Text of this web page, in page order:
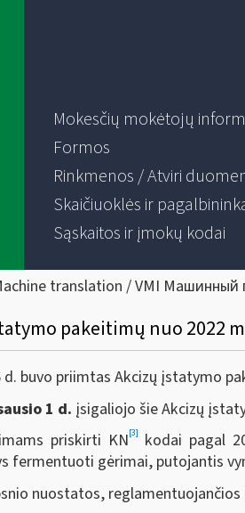
Mokesčių mokėtojų
Formos
Rinkmenos / Atviri
Skaičiuoklės ir
Sąskaitos ir įmokų kodai
translation / VMI
pakeitimų nuo 2022
buvo priimtas Akcizų įstatymo
1 d. įsigaliojo šie Akcizų
priskirti KN[3]
kodai pagal
fermentuoti gėrimai, putojantis
nuostatos,